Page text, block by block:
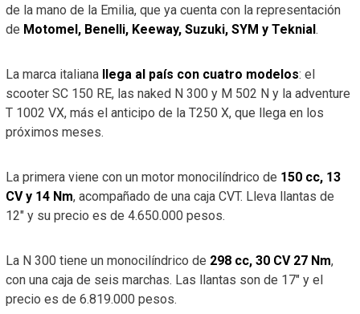
de la mano de la Emilia, que ya cuenta con la representación
de Motomel, Benelli, Keeway, Suzuki, SYM y Teknial .
La marca italiana llega al país con cuatro modelos: el
scooter SC 150 RE, las naked N 300 y M 502 N y la adventure
T 1002 VX, más el anticipo de la T250 X, que llega en los
próximos meses.
La primera viene con un motor monocilíndrico de 150 cc, 13
CV y 14 Nm, acompañado de una caja CVT. Lleva llantas de
12″ y su precio es de 4.650.000 pesos.
La N 300 tiene un monocilíndrico de 298 cc, 30 CV 27 Nm,
con una caja de seis marchas. Las llantas son de 17″ y el
precio es de 6.819.000 pesos.